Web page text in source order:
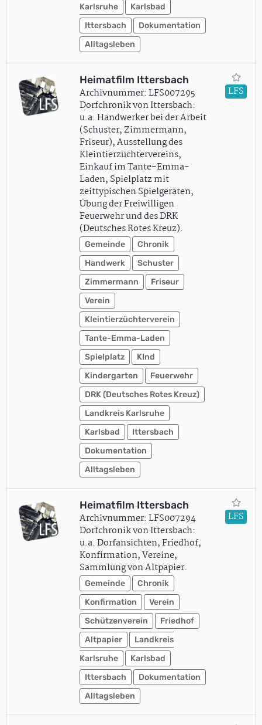
Karlsruhe
Karlsbad
Ittersbach
Dokumentation
Alltagsleben
Heimatfilm Ittersbach
Archivnummer: LFS007295
Dorfchronik von Ittersbach:
u.a. Handwerker bei der Arbeit
(Schuster, Zimmermann,
Friseur), Ausstellung des
Kleintierzüchtervereins,
Einkauf im Tante-Emma-
Laden, Spielplatz mit
zeittypischen Spielgeräten,
Übung der Freiwilligen
Feuerwehr und des DRK
(Deutsches Rotes Kreuz).
Gemeinde
Chronik
Handwerk
Schuster
Zimmermann
Friseur
Verein
Kleintierzüchterverein
Tante-Emma-Laden
Spielplatz
KInd
Kindergarten
Feuerwehr
DRK (Deutsches Rotes Kreuz)
Landkreis Karlsruhe
Karlsbad
Ittersbach
Dokumentation
Alltagsleben
LFS
Heimatfilm Ittersbach
Archivnummer: LFS007294
Dorfchronik von Ittersbach:
u.a. Dorfansichten, Friedhof,
Konfirmation, Vereine,
Sammlung von Altpapier.
Gemeinde
Chronik
Konfirmation
Verein
Schützenverein
Friedhof
Altpapier
Landkreis
Karlsruhe
Karlsbad
Ittersbach
Dokumentation
Alltagsleben
LFS